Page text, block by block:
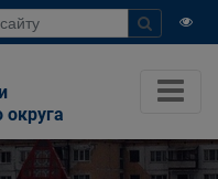
округа